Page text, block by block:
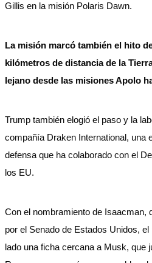
Gillis en la misión Polaris Dawn.
La misión marcó también el hito
kilómetros de distancia de la
lejano desde las misiones Apolo
Trump también elogió el paso y la
compañía Draken International, una
defensa que ha colaborado con el
los EU.
Con el nombramiento de Isaacman,
por el Senado de Estados Unidos,
lado una ficha cercana a Musk, que